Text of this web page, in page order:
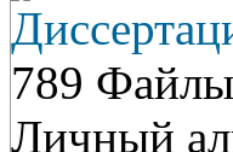
789
Личный